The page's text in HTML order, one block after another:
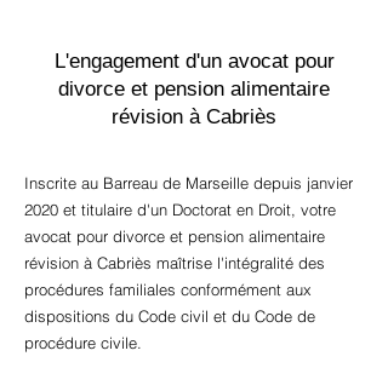
L'engagement d'un avocat pour
divorce et pension alimentaire
révision à Cabriès
Inscrite au Barreau de Marseille depuis janvier
2020 et titulaire d'un Doctorat en Droit, votre
avocat pour divorce et pension alimentaire
révision à Cabriès maîtrise l'intégralité des
procédures familiales conformément aux
dispositions du Code civil et du Code de
procédure civile.